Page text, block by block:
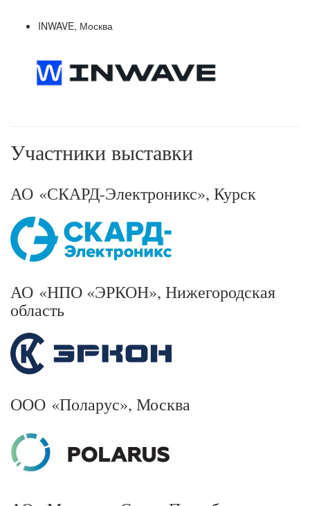
INWAVE, Москва
Участники выставки
АО «СКАРД-Электроникс», Курск
АО «НПО «ЭРКОН», Нижегородская
область
ООО «Поларус», Москва